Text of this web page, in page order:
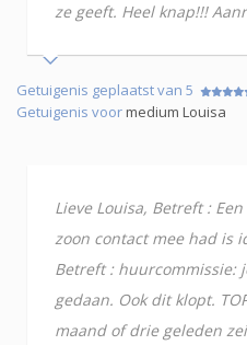
ze geeft. Heel knap!!!
Getuigenis geplaatst van 5
Getuigenis voormedium Louisa
Lieve Louisa, Betreft :
zoon contact mee had is
Betreft : huurcommissie:
gedaan. Ook dit klopt.
maand of drie geleden